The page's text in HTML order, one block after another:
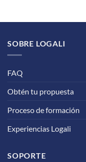
SOBRE LOGALI
FAQ
Obtén tu propuesta
Proceso de formación
Experiencias Logali
SOPORTE